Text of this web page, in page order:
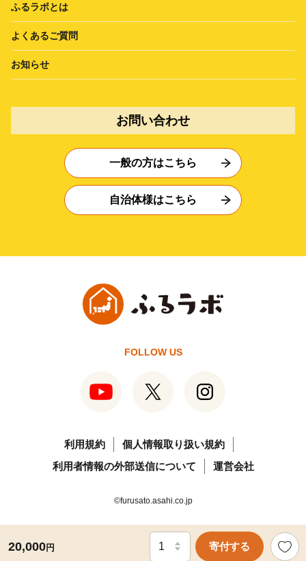
20,000円 寄付する
ふるラボとは
よくあるご質問
お知らせ
お問い合わせ
一般の方はこちら
自治体様はこちら
FOLLOW US
利用規約
個人情報取り扱い規約
利用者情報の外部送信について
運営会社
©furusato.asahi.co.jp